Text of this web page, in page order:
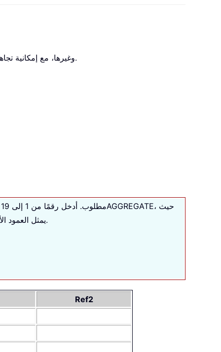
وغيرها، مع إمكانية تجاهل الأخطاء والصفوف المخفية.
مطلوب. أدخل رقمًا من 1 إلى 19 لتحديد الوظيفة التي ترغب في استخدامها. يعرض الجدول أدناه جميع أرقام الوظائف المتوفرة لوظيفةAGGREGATE، حيث
يمثل العمود الأول رقم الوظيفة، والعمود الثاني اسمها، ويشير العمود الثالث إلى ما إذا كانت الوظيفة تتطلب تحديد قيمة للمعامل الثاني.
Ref2